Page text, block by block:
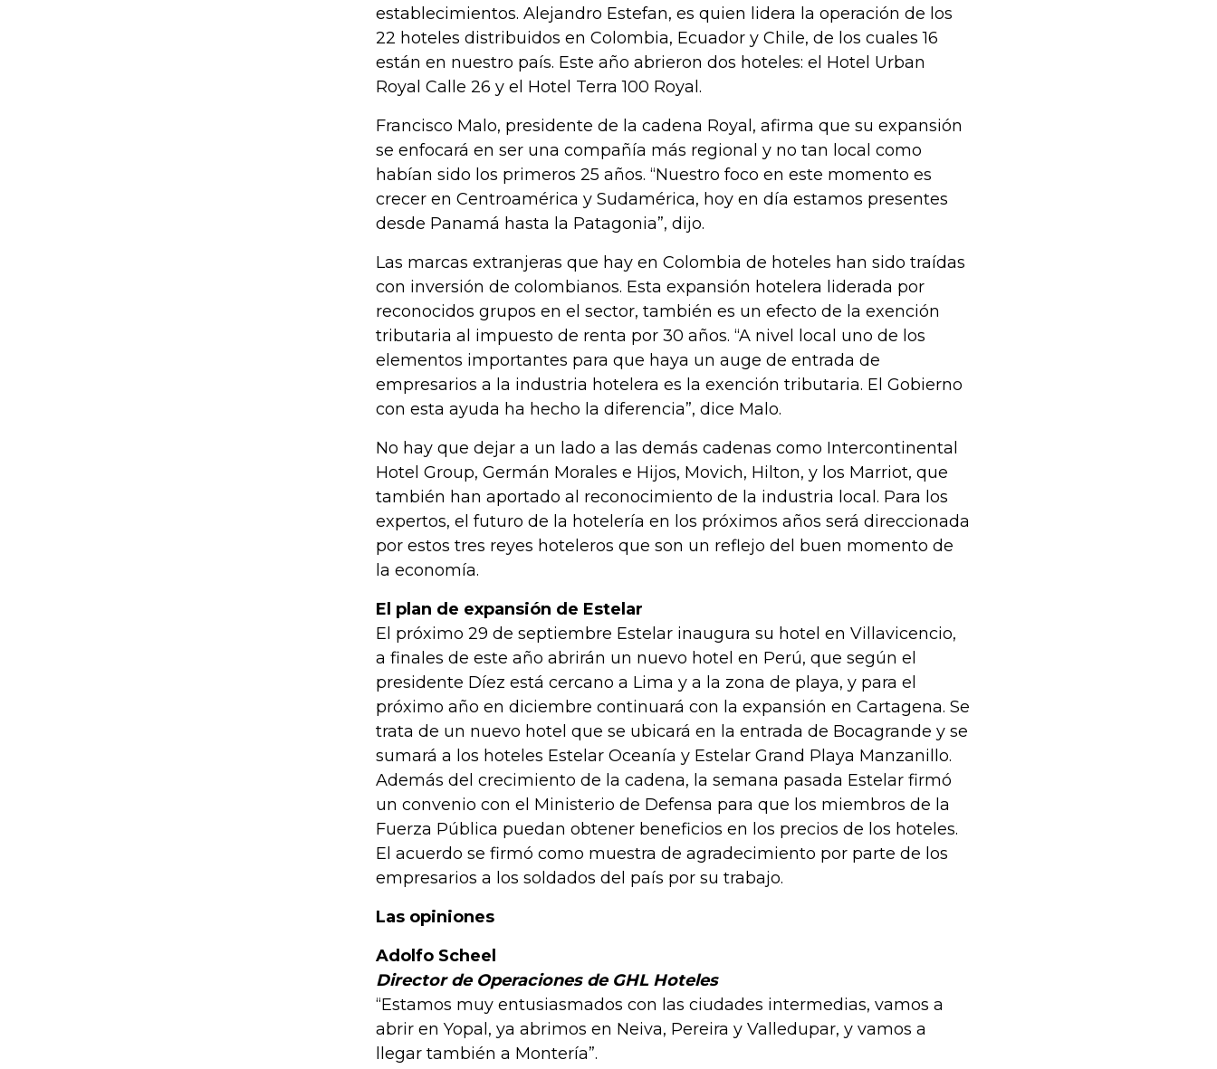
establecimientos. Alejandro Estefan, es quien lidera la operación de los
22 hoteles distribuidos en Colombia, Ecuador y Chile, de los cuales 16
están en nuestro país. Este año abrieron dos hoteles: el Hotel Urban
Royal Calle 26 y el Hotel Terra 100 Royal.
Francisco Malo, presidente de la cadena Royal, afirma que su expansión
se enfocará en ser una compañía más regional y no tan local como
habían sido los primeros 25 años. “Nuestro foco en este momento es
crecer en Centroamérica y Sudamérica, hoy en día estamos presentes
desde Panamá hasta la Patagonia”, dijo.
Las marcas extranjeras que hay en Colombia de hoteles han sido traídas
con inversión de colombianos. Esta expansión hotelera liderada por
reconocidos grupos en el sector, también es un efecto de la exención
tributaria al impuesto de renta por 30 años. “A nivel local uno de los
elementos importantes para que haya un auge de entrada de
empresarios a la industria hotelera es la exención tributaria. El Gobierno
con esta ayuda ha hecho la diferencia”, dice Malo.
No hay que dejar a un lado a las demás cadenas como Intercontinental
Hotel Group, Germán Morales e Hijos, Movich, Hilton, y los Marriot, que
también han aportado al reconocimiento de la industria local. Para los
expertos, el futuro de la hotelería en los próximos años será direccionada
por estos tres reyes hoteleros que son un reflejo del buen momento de
la economía.
El plan de expansión de Estelar
El próximo 29 de septiembre Estelar inaugura su hotel en Villavicencio,
a finales de este año abrirán un nuevo hotel en Perú, que según el
presidente Díez está cercano a Lima y a la zona de playa, y para el
próximo año en diciembre continuará con la expansión en Cartagena. Se
trata de un nuevo hotel que se ubicará en la entrada de Bocagrande y se
sumará a los hoteles Estelar Oceanía y Estelar Grand Playa Manzanillo.
Además del crecimiento de la cadena, la semana pasada Estelar firmó
un convenio con el Ministerio de Defensa para que los miembros de la
Fuerza Pública puedan obtener beneficios en los precios de los hoteles.
El acuerdo se firmó como muestra de agradecimiento por parte de los
empresarios a los soldados del país por su trabajo.
Las opiniones
Adolfo Scheel
Director de Operaciones de GHL Hoteles
“Estamos muy entusiasmados con las ciudades intermedias, vamos a
abrir en Yopal, ya abrimos en Neiva, Pereira y Valledupar, y vamos a
llegar también a Montería”.